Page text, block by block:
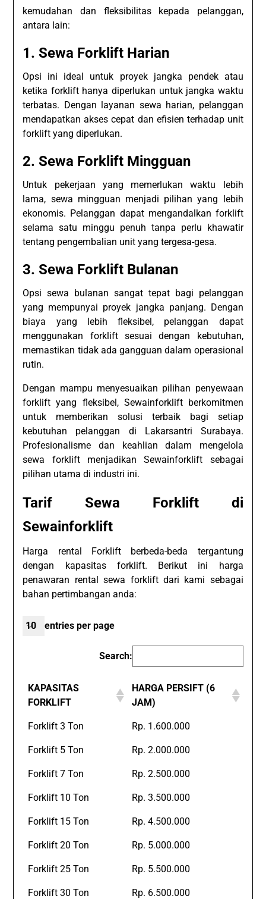
kemudahan dan fleksibilitas kepada pelanggan,
antara lain:
1. Sewa Forklift Harian
Opsi ini ideal untuk proyek jangka pendek atau
ketika forklift hanya diperlukan untuk jangka waktu
terbatas. Dengan layanan sewa harian, pelanggan
mendapatkan akses cepat dan efisien terhadap unit
forklift yang diperlukan.
2. Sewa Forklift Mingguan
Untuk pekerjaan yang memerlukan waktu lebih
lama, sewa mingguan menjadi pilihan yang lebih
ekonomis. Pelanggan dapat mengandalkan forklift
selama satu minggu penuh tanpa perlu khawatir
tentang pengembalian unit yang tergesa-gesa.
3. Sewa Forklift Bulanan
Opsi sewa bulanan sangat tepat bagi pelanggan
yang mempunyai proyek jangka panjang. Dengan
biaya yang lebih fleksibel, pelanggan dapat
menggunakan forklift sesuai dengan kebutuhan,
memastikan tidak ada gangguan dalam operasional
rutin.
Dengan mampu menyesuaikan pilihan penyewaan
forklift yang fleksibel, Sewainforklift berkomitmen
untuk memberikan solusi terbaik bagi setiap
kebutuhan pelanggan di Lakarsantri Surabaya.
Profesionalisme dan keahlian dalam mengelola
sewa forklift menjadikan Sewainforklift sebagai
pilihan utama di industri ini.
Tarif Sewa Forklift di
Sewainforklift
Harga rental Forklift berbeda-beda tergantung
dengan kapasitas forklift. Berikut ini harga
penawaran rental sewa forklift dari kami sebagai
bahan pertimbangan anda:
entries per page
Search:
KAPASITAS
FORKLIFT
HARGA PERSIFT (6
JAM)
Forklift 3 Ton Rp. 1.600.000
Forklift 5 Ton Rp. 2.000.000
Forklift 7 Ton Rp. 2.500.000
Forklift 10 Ton Rp. 3.500.000
Forklift 15 Ton Rp. 4.500.000
Forklift 20 Ton Rp. 5.000.000
Forklift 25 Ton Rp. 5.500.000
Forklift 30 Ton Rp. 6.500.000